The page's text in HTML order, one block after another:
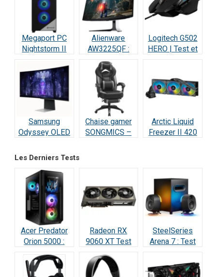
Megaport PC
Nightstorm II
Test et Avis
Alienware
AW3225QF :
Test Écran
Gaming QD-
OLED 4K 240Hz
Logitech G502
HERO | Test et
Gamers
Samsung
Odyssey OLED
Performant –
Chaise gamer
SONGMICS –
Arctic Liquid
Freezer II 420
Les Derniers Tests
Acer Predator
Orion 5000 :
Test Complet
RTX 5070
(2026)
Radeon RX
9060 XT Test
meilleure carte
à 498 € ?
SteelSeries
Arena 7 : Test
Vraiment
incroyable ?